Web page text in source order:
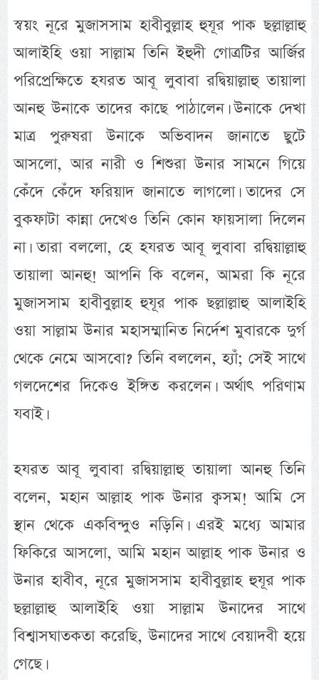
স্বয়ং নূরে মুজাসসাম হাবীবুল্লাহ হুযূর পাক ছল্লাল্লাহু
আলাইহি ওয়া সাল্লাম তিনি ইহুদী গোত্রটির আর্জির
পরিপ্রেক্ষিতে হযরত আবূ লুবাবা রদ্বিয়াল্লাহু তায়ালা
আনহু উনাকে তাদের কাছে পাঠালেন। উনাকে দেখা
মাত্র পুরুষরা উনাকে অভিবাদন জানাতে ছুটে
আসলো, আর নারী ও শিশুরা উনার সামনে গিয়ে
কেঁদে কেঁদে ফরিয়াদ জানাতে লাগলো। তাদের সে
বুকফাটা কান্না দেখেও তিনি কোন ফায়সালা দিলেন
না। তারা বললো, হে হযরত আবূ লুবাবা রদ্বিয়াল্লাহু
তায়ালা আনহু! আপনি কি বলেন, আমরা কি নূরে
মুজাসসাম হাবীবুল্লাহ হুযূর পাক ছল্লাল্লাহু আলাইহি
ওয়া সাল্লাম উনার মহাসম্মানিত নির্দেশ মুবারকে দুর্গ
থেকে নেমে আসবো? তিনি বললেন, হ্যাঁ; সেই সাথে
গলদেশের দিকেও ইঙ্গিত করলেন। অর্থাৎ পরিণাম
যবাই।
হযরত আবূ লুবাবা রদ্বিয়াল্লাহু তায়ালা আনহু তিনি
বলেন, মহান আল্লাহ পাক উনার ক্বসম! আমি সে
স্থান থেকে একবিন্দুও নড়িনি। এরই মধ্যে আমার
ফিকিরে আসলো, আমি মহান আল্লাহ পাক উনার ও
উনার হাবীব, নূরে মুজাসসাম হাবীবুল্লাহ হুযূর পাক
ছল্লাল্লাহু আলাইহি ওয়া সাল্লাম উনাদের সাথে
বিশ্বাসঘাতকতা করেছি, উনাদের সাথে বেয়াদবী হয়ে
গেছে।